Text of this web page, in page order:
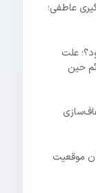
عاطفی؛
علت
حین
موقعیت